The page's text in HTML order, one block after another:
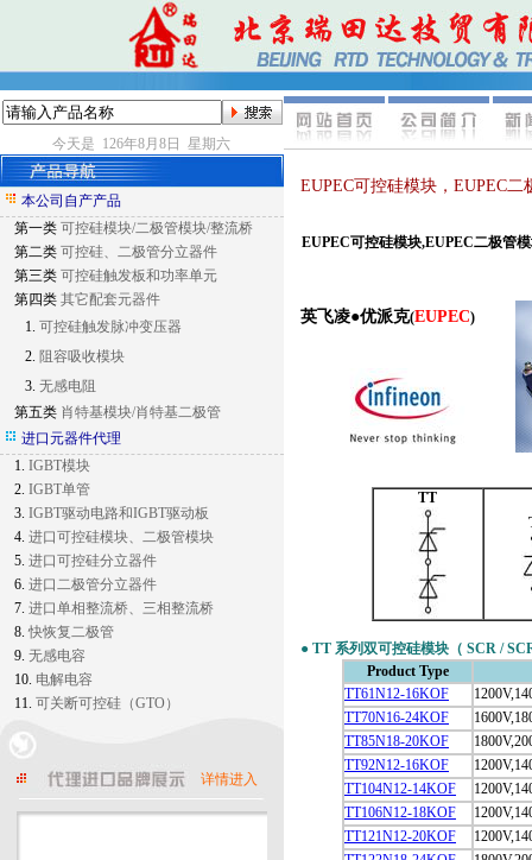
今天是 126年8月8日 星期六
本公司自产产品
第一类 可控硅模块/二极管模块/整流桥
第二类 可控硅、二极管分立器件
第三类 可控硅触发板和功率单元
第四类 其它配套元器件
1. 可控硅触发脉冲变压器
2. 阻容吸收模块
3. 无感电阻
第五类 肖特基模块/肖特基二极管
进口元器件代理
1. IGBT模块
2. IGBT单管
3. IGBT驱动电路和IGBT驱动板
4. 进口可控硅模块、二极管模块
5. 进口可控硅分立器件
6. 进口二极管分立器件
7. 进口单相整流桥、三相整流桥
8.快恢复二极管
9. 无感电容
10. 电解电容
11. 可关断可控硅（GTO）
详情进入
瑞士ABB
DYNEX
EUPEC可控硅模块，EUPEC
EUPEC可控硅模块,EUPEC二极管
英飞凌●优派克(EUPEC)
TT
● TT 系列双可控硅模块（ SCR /
Product Type
TT61N12-16KOF
TT70N16-24KOF
TT85N18-20KOF
TT92N12-16KOF
TT104N12-14KOF
TT106N12-18KOF
TT121N12-20KOF